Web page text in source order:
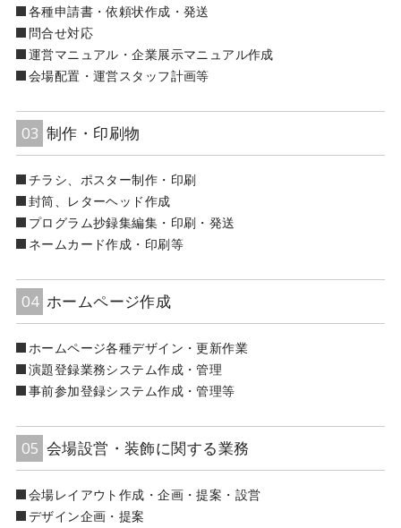
各種申請書・依頼状作成・発送
問合せ対応
運営マニュアル・企業展示マニュアル作成
会場配置・運営スタッフ計画等
03 制作・印刷物
チラシ、ポスター制作・印刷
封筒、レターヘッド作成
プログラム抄録集編集・印刷・発送
ネームカード作成・印刷等
04 ホームページ作成
ホームページ各種デザイン・更新作業
演題登録業務システム作成・管理
事前参加登録システム作成・管理等
05 会場設営・装飾に関する業務
会場レイアウト作成・企画・提案・設営
デザイン企画・提案